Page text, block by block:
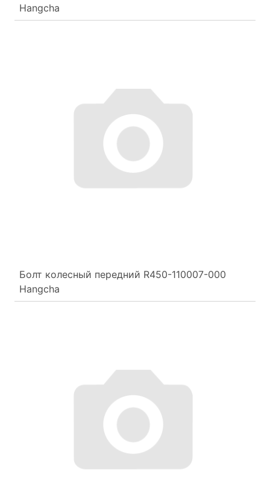
Hangcha
Болт колесный передний R450-110007-000
Hangcha